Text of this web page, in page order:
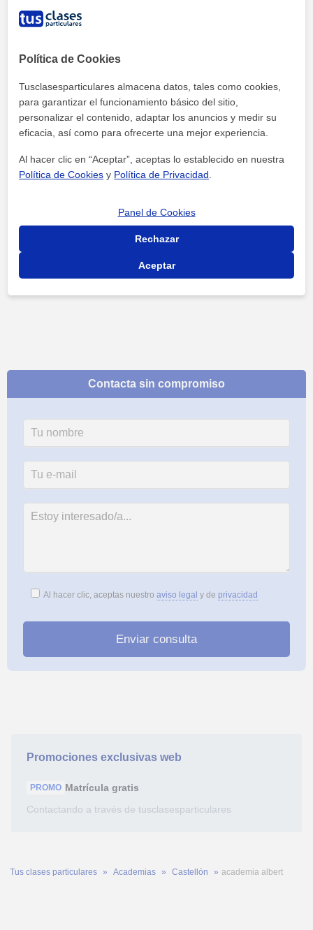
Contacta sin compromiso
Al hacer clic, aceptas nuestro aviso legal y de privacidad
Promociones exclusivas web
PROMO Matrícula gratis
Contactando a través de tusclasesparticulares
Tus clases particulares Academias Castellón academia albert
Política de Cookies
Tusclasesparticulares almacena datos, tales como cookies,
para garantizar el funcionamiento básico del sitio,
personalizar el contenido, adaptar los anuncios y medir su
eficacia, así como para ofrecerte una mejor experiencia.
Al hacer clic en “Aceptar”, aceptas lo establecido en nuestra
Política de Cookies y Política de Privacidad
Panel de Cookies
Rechazar
Aceptar